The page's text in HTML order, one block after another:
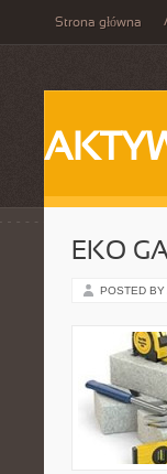
Strona główna
EKO
POSTED BY